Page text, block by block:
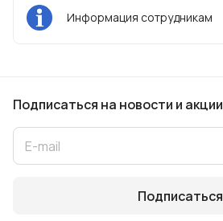
Информация сотрудникам
Подписаться на новости и акции
Подписаться